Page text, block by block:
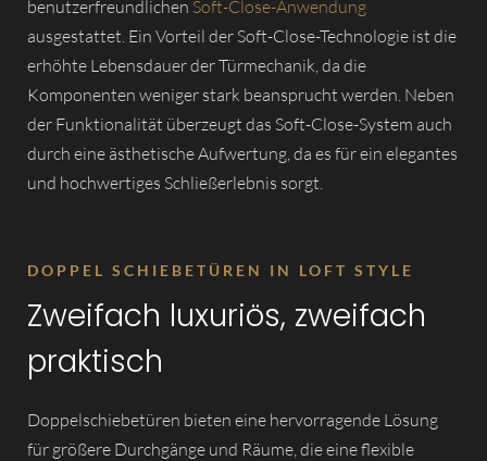
benutzerfreundlichen Soft-Close-Anwendung
ausgestattet. Ein Vorteil der Soft-Close-Technologie ist die
erhöhte Lebensdauer der Türmechanik, da die
Komponenten weniger stark beansprucht werden. Neben
der Funktionalität überzeugt das Soft-Close-System auch
durch eine ästhetische Aufwertung, da es für ein elegantes
und hochwertiges Schließerlebnis sorgt.
DOPPEL SCHIEBETÜREN IN LOFT STYLE
Zweifach luxuriös, zweifach
praktisch
Doppelschiebetüren bieten eine hervorragende Lösung
für größere Durchgänge und Räume, die eine flexible